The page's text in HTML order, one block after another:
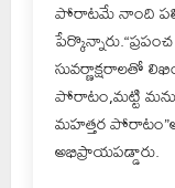
పోరాటమే నాంది
సువర్ణాక్షరాలతో
పోరాటం,మట్టి
మహత్తర
అభిప్రాయపడ్డారు.